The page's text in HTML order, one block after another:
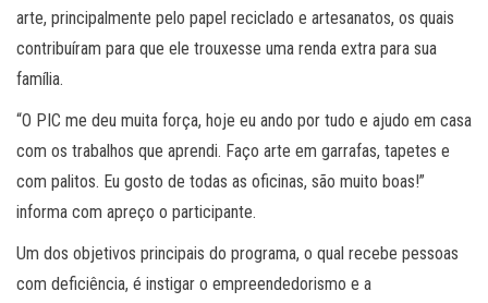
arte, principalmente pelo papel reciclado e artesanatos, os quais
contribuíram para que ele trouxesse uma renda extra para sua
família.
“O PIC me deu muita força, hoje eu ando por tudo e ajudo em casa
com os trabalhos que aprendi. Faço arte em garrafas, tapetes e
com palitos. Eu gosto de todas as oficinas, são muito boas!”
informa com apreço o participante.
Um dos objetivos principais do programa, o qual recebe pessoas
com deficiência, é instigar o empreendedorismo e a